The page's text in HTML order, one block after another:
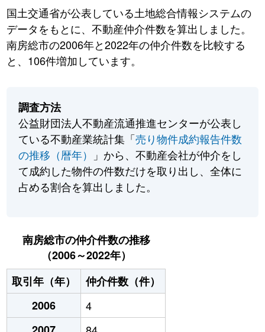
国土交通省が公表している土地総合情報システムの
データをもとに、不動産仲介件数を算出しました。
南房総市の2006年と2022年の仲介件数を比較する
と、106件増加しています。
調査方法
公益財団法人不動産流通推進センターが公表し
ている不動産業統計集「売り物件成約報告件数
の推移（暦年）
」から、不動産会社が仲介をし
て成約した物件の件数だけを取り出し、全体に
占める割合を算出しました。
南房総市の仲介件数の推移
（2006～2022年）
取引年（年）
仲介件数（件）
2006
4